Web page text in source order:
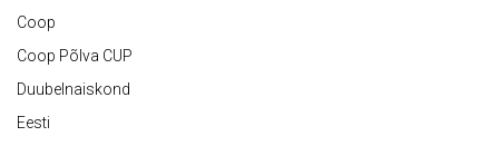
Coop
Coop Põlva CUP
Duubelnaiskond
Eesti